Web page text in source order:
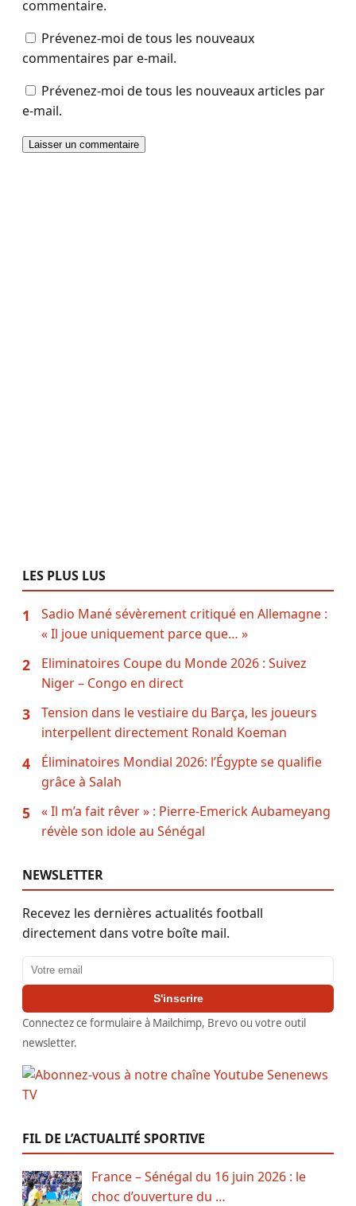
commentaire.
Prévenez-moi de tous les nouveaux
commentaires par e-mail.
Prévenez-moi de tous les nouveaux articles par
e-mail.
LES PLUS LUS
1
Sadio Mané sévèrement critiqué en Allemagne :
« Il joue uniquement parce que… »
2
Eliminatoires Coupe du Monde 2026 : Suivez
Niger – Congo en direct
3
Tension dans le vestiaire du Barça, les joueurs
interpellent directement Ronald Koeman
4
Éliminatoires Mondial 2026: l’Égypte se qualifie
grâce à Salah
5
« Il m’a fait rêver » : Pierre-Emerick Aubameyang
révèle son idole au Sénégal
NEWSLETTER
Recevez les dernières actualités football
directement dans votre boîte mail.
Adresse email
S'inscrire
Connectez ce formulaire à Mailchimp, Brevo ou votre outil
newsletter.
FIL DE L’ACTUALITÉ SPORTIVE
France – Sénégal du 16 juin 2026 : le
choc d’ouverture du …